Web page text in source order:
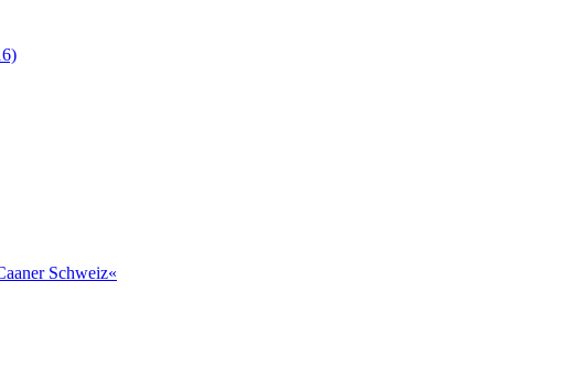
Schweiz«